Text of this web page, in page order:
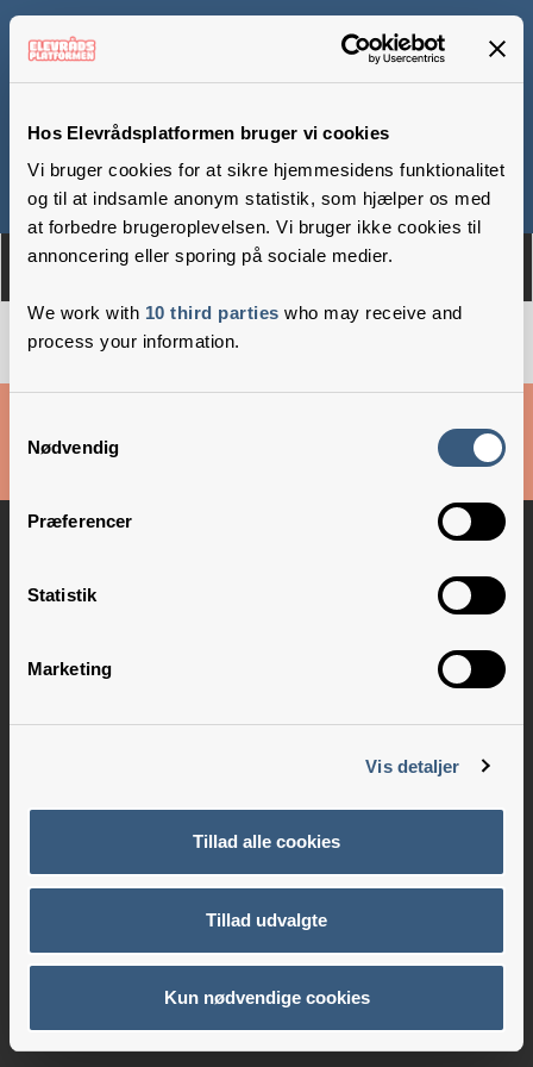
Hos Elevrådsplatformen bruger vi cookies
Vi bruger cookies for at sikre hjemmesidens funktionalitet
og til at indsamle anonym statistik, som hjælper os med
at forbedre brugeroplevelsen. Vi bruger ikke cookies til
annoncering eller sporing på sociale medier.
We work with 10 third parties who may receive and
process your information.
Nødvendig
Præferencer
Statistik
Marketing
Vis detaljer
Tillad alle cookies
Tillad udvalgte
Kun nødvendige cookies
Om Medlemmer